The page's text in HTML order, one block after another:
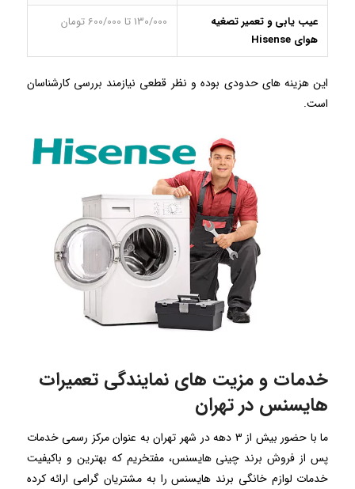
عیب یابی و تعمیر تصغیه
هوای Hisense
130/000 تا 600/000 تومان
این هزینه های حدودی بوده و نظر قطعی نیازمند بررسی کارشناسان
است.
خدمات و مزیت های نمایندگی تعمیرات
هایسنس در تهران
ما با حضور بیش از 3 دهه در شهر تهران به عنوان مرکز رسمی خدمات
پس از فروش برند چینی هایسنس، مفتخریم که بهترین و باکیفیت
خدمات لوازم خانگی برند هایسنس را به مشتریان گرامی ارائه کرده